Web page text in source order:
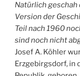
Natürlich
Version der
Teil nach 1960
sind noch nicht
Josef A. Köhler
Erzgebirgsdorf, in